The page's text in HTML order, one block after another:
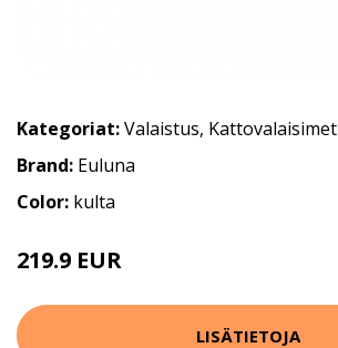
Kategoriat:Valaistus, Kattovalaisimet
Brand: Euluna
Color: kulta
219.9 EUR
LISÄTIETOJA